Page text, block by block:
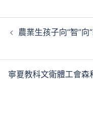
章
農業生孩子向“智”向
寧夏教科文衛體工會